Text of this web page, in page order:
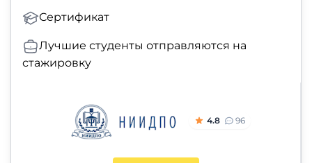
Сертификат
Лучшие студенты отправляются на
стажировку
4.8 96